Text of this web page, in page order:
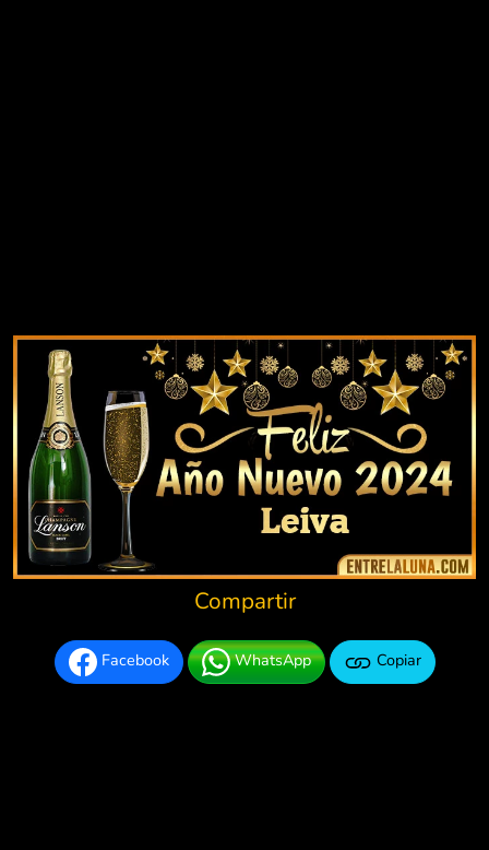
Compartir
Facebook WhatsApp Copiar